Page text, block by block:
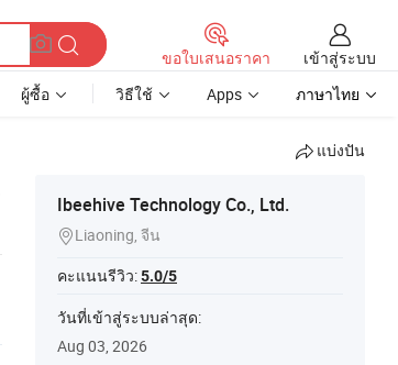
ขอใบเสนอราคา
เข้าสู่ระบบ
ผู้ซื้อ วิธีใช้ Apps ภาษาไทย
แบ่งปัน
Ibeehive Technology Co., Ltd.
Liaoning, จีน
คะแนนรีวิว:5.0/5
วันที่เข้าสู่ระบบล่าสุด:
Aug 03, 2026